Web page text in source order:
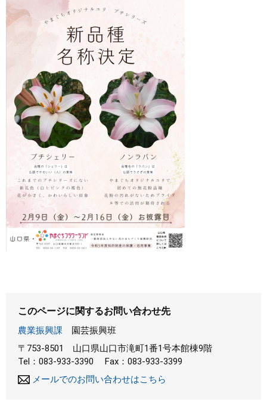
このページに関するお問い合わせ先
農業振興課
園芸振興班
〒753-8501
山口県山口市滝町1番1号本館棟9階
Tel：083-933-3390
Fax：083-933-3399
メールでのお問い合わせはこちら